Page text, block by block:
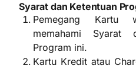
Syarat dan Ketentuan
Pemegang Kartu
memahami Syarat
Program ini.
Kartu Kredit atau